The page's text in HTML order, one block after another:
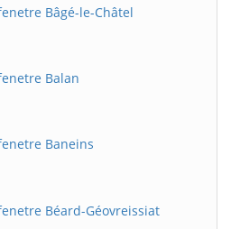
Bâgé-le-Châtel
Balan
Baneins
Béard-Géovreissiat